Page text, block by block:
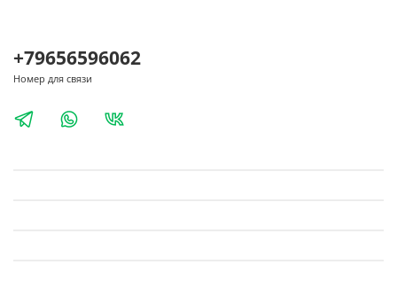
+79656596062
Номер для связи